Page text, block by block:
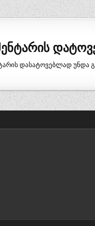
დასატოვებლად უნდა